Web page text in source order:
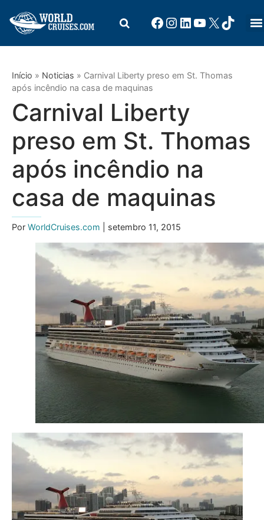
Início » Noticias » Carnival Liberty preso em St. Thomas
após incêndio na casa de maquinas
Carnival Liberty
preso em St. Thomas
após incêndio na
casa de maquinas
Por WorldCruises.com | setembro 11, 2015